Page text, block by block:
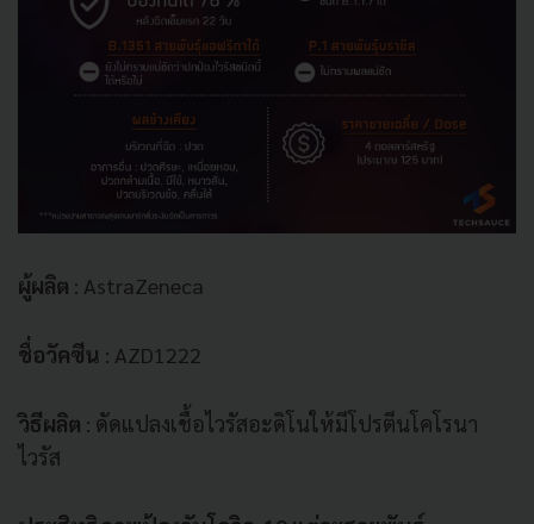
ผู้ผลิต : AstraZeneca
ชื่อวัคซีน : AZD1222
วิธีผลิต : ดัดแปลงเชื้อไวรัสอะดิโนให้มีโปรตีนโคโรนา
ไวรัส